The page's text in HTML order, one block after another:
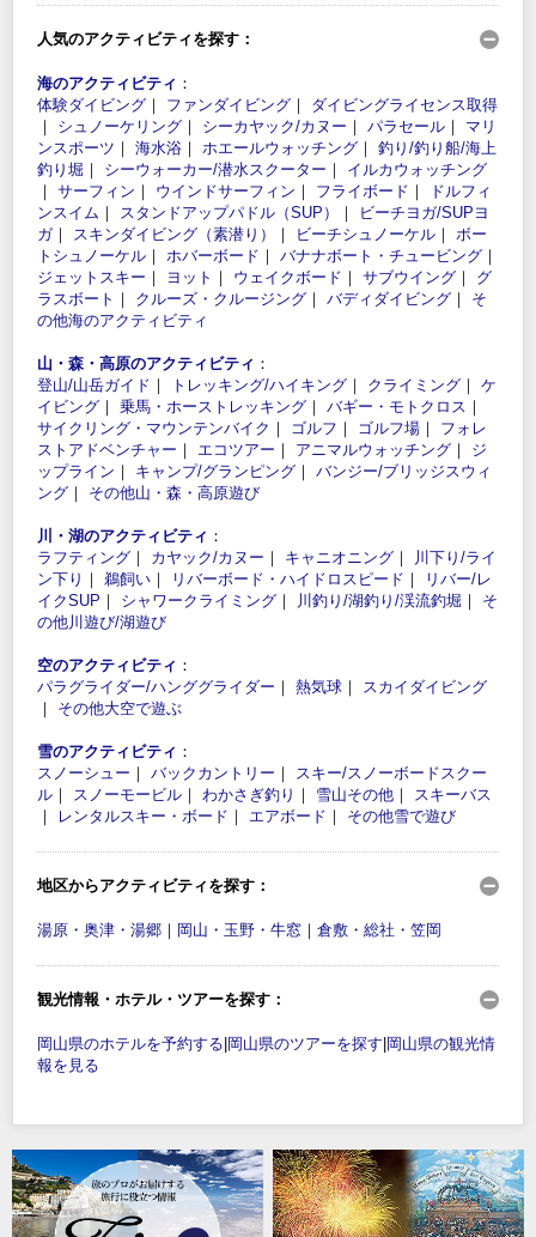
人気のアクティビティを探す：
海のアクティビティ ：
体験ダイビング ｜ ファンダイビング ｜ ダイビングライセンス取得
｜ シュノーケリング ｜ シーカヤック/カヌー ｜ パラセール ｜ マリ
ンスポーツ ｜ 海水浴 ｜ ホエールウォッチング ｜ 釣り/釣り船/海上
釣り堀 ｜ シーウォーカー/潜水スクーター ｜ イルカウォッチング
｜ サーフィン ｜ ウインドサーフィン ｜ フライボード ｜
ドルフィ
ンスイム ｜ スタンドアップパドル（SUP） ｜
ビーチヨガ/SUPヨ
ガ｜ スキンダイビング（素潜り） ｜ ビーチシュノーケル ｜ ボー
トシュノーケル ｜ ホバーボード ｜ バナナボート・チュービング ｜
ジェットスキー ｜ ヨット ｜ ウェイクボード ｜ サブウイング ｜ グ
ラスボート ｜ クルーズ・クルージング ｜ バディダイビング ｜ そ
の他海のアクティビティ
山・森・高原のアクティビティ ：
登山/山岳ガイド ｜ トレッキング/ハイキング ｜ クライミング ｜ ケ
イビング ｜ 乗馬・ホーストレッキング ｜ バギー・モトクロス ｜
サイクリング・マウンテンバイク ｜ ゴルフ ｜ ゴルフ場 ｜ フォレ
ストアドベンチャー ｜ エコツアー ｜ アニマルウォッチング ｜ ジ
ップライン ｜ キャンプ/グランピング ｜ バンジー/ブリッジスウィ
ング ｜ その他山・森・高原遊び
川・湖のアクティビティ ：
ラフティング ｜ カヤック/カヌー ｜ キャニオニング ｜
川下り/ライ
ン下り ｜ 鵜飼い ｜ リバーボード・ハイドロスピード ｜
リバー/レ
イクSUP ｜ シャワークライミング ｜ 川釣り/湖釣り/渓流釣堀 ｜ そ
の他川遊び/湖遊び
空のアクティビティ ：
パラグライダー/ハンググライダー ｜ 熱気球 ｜ スカイダイビング
｜ その他大空で遊ぶ
雪のアクティビティ ：
スノーシュー ｜ バックカントリー ｜ スキー/スノーボードスクー
ル ｜ スノーモービル ｜ わかさぎ釣り ｜ 雪山その他 ｜ スキーバス
｜
レンタルスキー・ボード ｜ エアボード ｜ その他雪で遊び
地区からアクティビティを探す：
湯原・奥津・湯郷 ｜ 岡山・玉野・牛窓 ｜ 倉敷・総社・笠岡
観光情報・ホテル・ツアーを探す：
岡山県のホテルを予約する 岡山県のツアーを探す 岡山県の観光情
報を見る